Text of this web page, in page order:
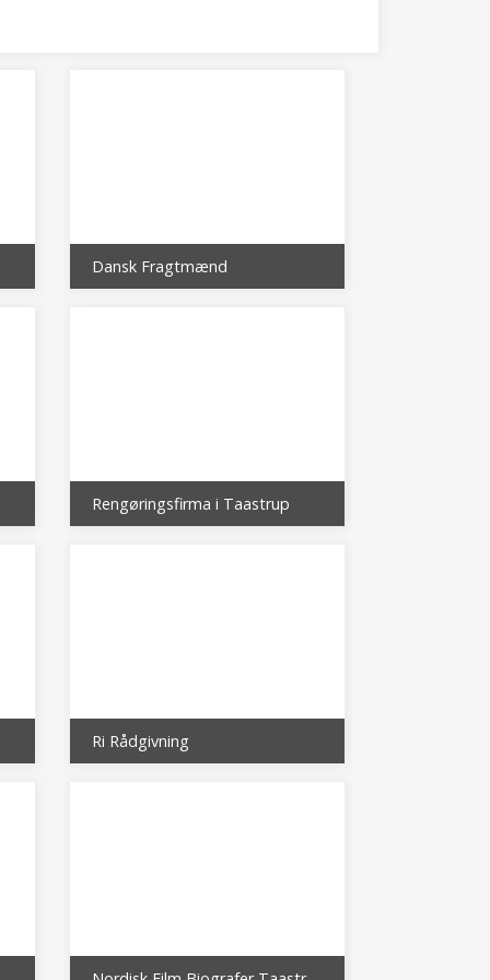
Dansk Fragtmænd
Rengøringsfirma i Taastrup
Ri Rådgivning